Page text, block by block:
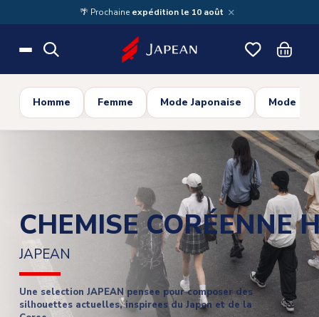
Skip to main content🌴 Prochaine expédition le 10 août ×
Homme Femme Mode Japonaise Mode
CHEMISE CORÉENNE
JAPEAN
Une selection JAPEAN pensee pour composer des
silhouettes actuelles, inspirees du Japon et de la